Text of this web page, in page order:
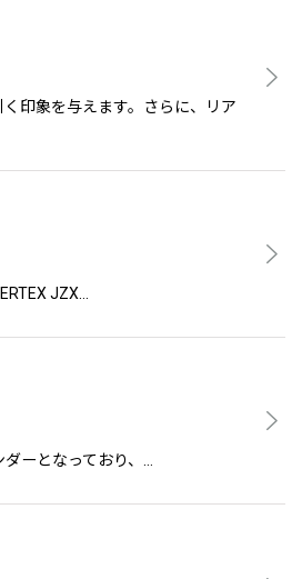
印象を与えます。さらに、リア
JZX…
ーとなっており、…